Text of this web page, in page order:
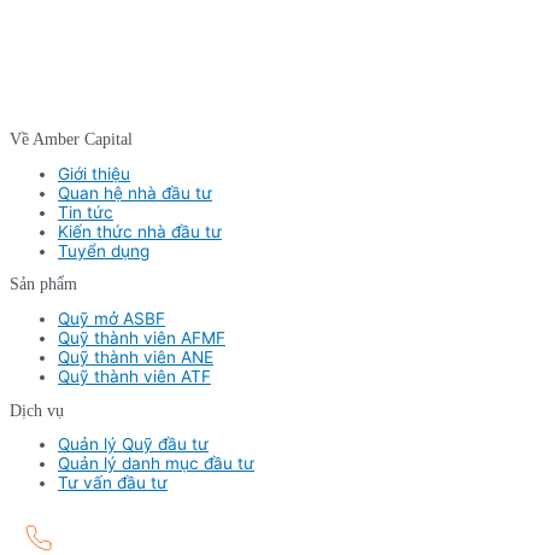
Về Amber Capital
Giới thiệu
Quan hệ nhà đầu tư
Tin tức
Kiến thức nhà đầu tư
Tuyển dụng
Sản phẩm
Quỹ mở ASBF
Quỹ thành viên AFMF
Quỹ thành viên ANE
Quỹ thành viên ATF
Dịch vụ
Quản lý Quỹ đầu tư
Quản lý danh mục đầu tư
Tư vấn đầu tư